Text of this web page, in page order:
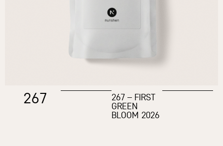
267 267 – FIRST
GREEN
BLOOM 2026